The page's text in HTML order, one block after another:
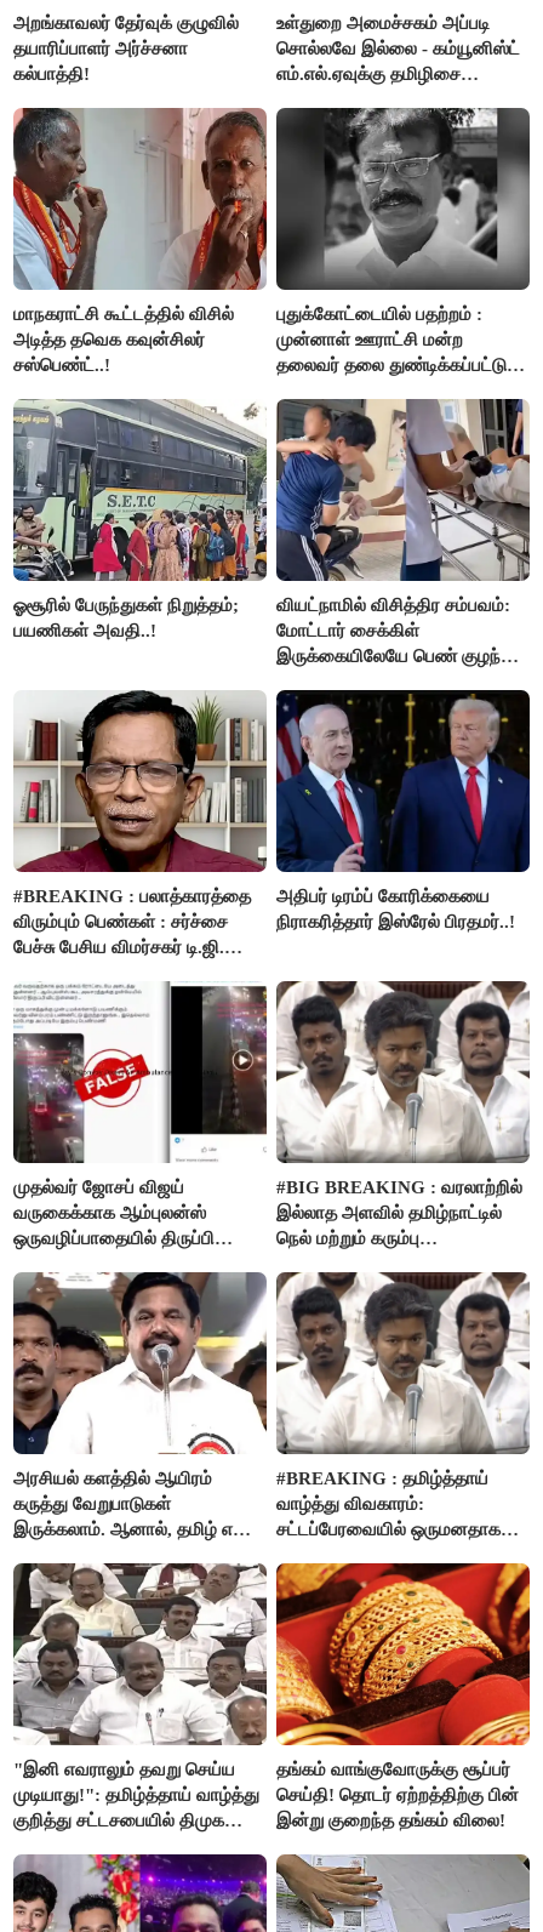
அறங்காவலர் தேர்வுக் குழுவில்
தயாரிப்பாளர் அர்ச்சனா
கல்பாத்தி!
உள்துறை அமைச்சகம் அப்படி
சொல்லவே இல்லை - கம்யூனிஸ்ட்
எம்.எல்.ஏவுக்கு தமிழிசை
மாநகராட்சி கூட்டத்தில் விசில்
அடித்த தவெக கவுன்சிலர்
சஸ்பெண்ட்..!
புதுக்கோட்டையில் பதற்றம் :
முன்னாள் ஊராட்சி மன்ற
தலைவர் தலை துண்டிக்கப்பட்டு
ஓசூரில் பேருந்துகள் நிறுத்தம்;
பயணிகள் அவதி..!
வியட்நாமில் விசித்திர சம்பவம்:
மோட்டார் சைக்கிள்
இருக்கையிலேயே பெண் குழந்தை
#BREAKING : பலாத்காரத்தை
விரும்பும் பெண்கள் : சர்ச்சை
பேச்சு பேசிய விமர்சகர் டி.ஜி.
அதிபர் டிரம்ப் கோரிக்கையை
நிராகரித்தார் இஸ்ரேல் பிரதமர்..!
முதல்வர் ஜோசப் விஜய்
வருகைக்காக ஆம்புலன்ஸ்
ஒருவழிப்பாதையில் திருப்பி
தான்..!
#BIG BREAKING : வரலாற்றில்
இல்லாத அளவில் தமிழ்நாட்டில்
நெல் மற்றும் கரும்பு
ஊக்கத்தொகையை உயர்த்த
முடிவு - முதலமைச்சர் விஜய்
அறிவிப்பு..!
அரசியல் களத்தில் ஆயிரம்
கருத்து வேறுபாடுகள்
இருக்கலாம். ஆனால், தமிழ் என்று
தமிழர்கள் - எடப்பாடி பழனிசாமி..!
#BREAKING : தமிழ்த்தாய்
வாழ்த்து விவகாரம்:
சட்டப்பேரவையில் ஒருமனதாக
"இனி எவராலும் தவறு செய்ய
முடியாது!": தமிழ்த்தாய் வாழ்த்து
குறித்து சட்டசபையில் திமுக
தங்கம் வாங்குவோருக்கு சூப்பர்
செய்தி! தொடர் ஏற்றத்திற்கு பின்
இன்று குறைந்த தங்கம் விலை!